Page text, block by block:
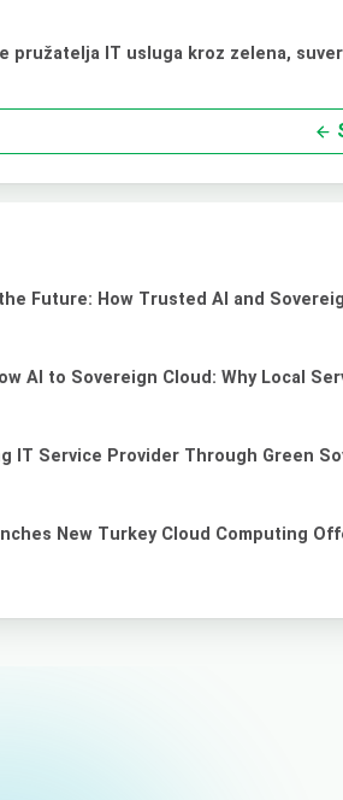
pružatelja IT usluga kroz zelena,
Future: How Trusted AI and
AI to Sovereign Cloud: Why Local
IT Service Provider Through Green
New Turkey Cloud Computing